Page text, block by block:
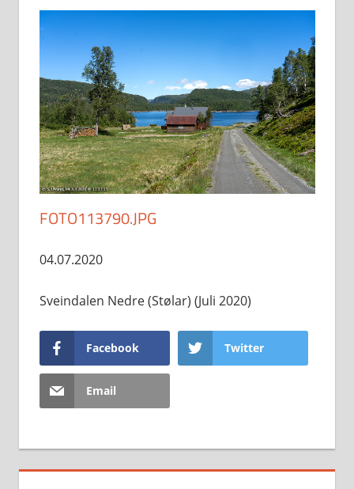
FOTO113790.JPG
04.07.2020
Sveindalen Nedre (Stølar) (Juli 2020)
Facebook Twitter
Email